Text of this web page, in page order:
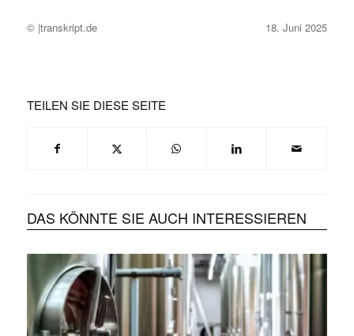
© |transkript.de 18. Juni 2025
TEILEN SIE DIESE SEITE
DAS KÖNNTE SIE AUCH INTERESSIEREN